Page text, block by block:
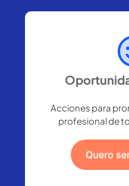
Acciones para
profesional de